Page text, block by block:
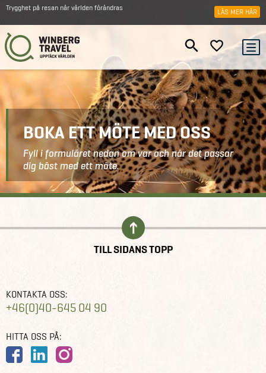
Trygghet på resan när världen förändras LÄS MER HÄR
BOKA ETT MÖTE MED OSS
Fyll i formuläret nedan om var och när det passar
dig bäst med ett möte.
TILL SIDANS TOPP
KONTAKTA OSS:
+46(0)40-645 04 90
HITTA OSS PÅ: